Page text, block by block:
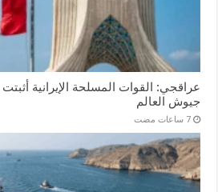
عراقجي: القوات المسلحة الإيرانية
جيوش العالم
‏7 ساعات مضت